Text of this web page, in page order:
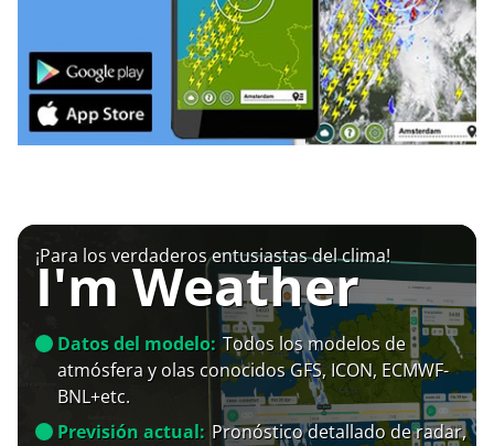
¡Para los verdaderos entusiastas del clima!
I'm Weather
Datos del modelo: Todos los modelos de
atmósfera y olas conocidos GFS, ICON, ECMWF-
BNL+etc.
Previsión actual: Pronóstico detallado de radar,